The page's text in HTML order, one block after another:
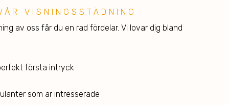
VISNINGSSTÄDNING
av oss får du en rad fördelar. Vi lovar dig bland
första intryck
som är intresserade